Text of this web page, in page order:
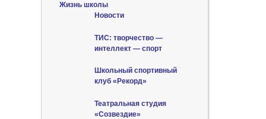
Жизнь школы
Новости
ТИС: творчество —
интеллект — спорт
Школьный спортивный
клуб «Рекорд»
Театральная студия
«Созвездие»